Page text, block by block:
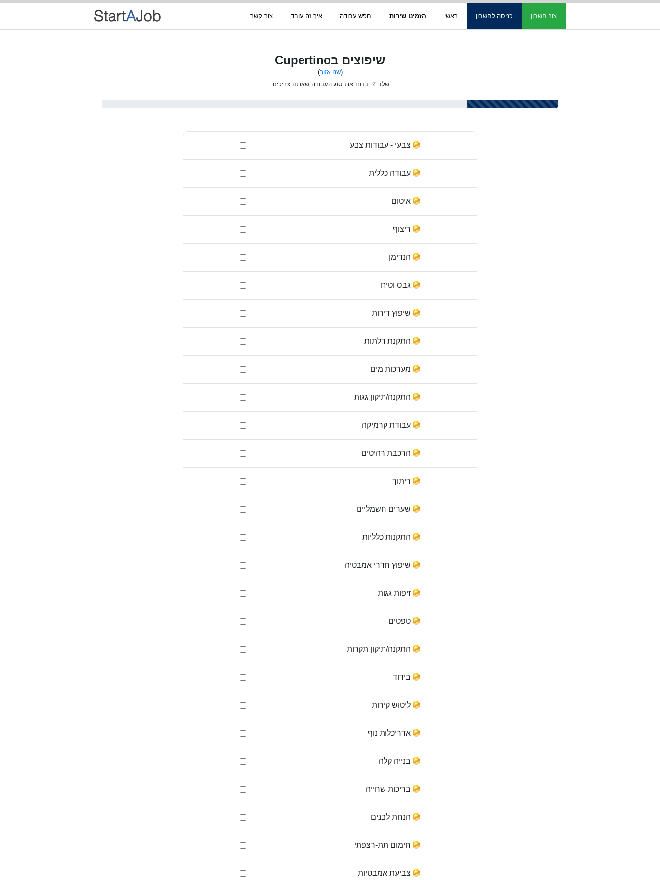
צור חשבון כניסה לחשבון ראשי הזמינו שירות חפש עבודה איך זה עובד צור קשר
שיפוצים בCupertino
(שנו אזור)
שלב 2: בחרו את סוג העבודה שאתם צריכים.
צבעי - עבודות צבע
עבודה כללית
איטום
ריצוף
הנדימן
גבס וטיח
שיפוץ דירות
התקנת דלתות
מערכות מים
התקנה/תיקון גגות
עבודת קרמיקה
הרכבת רהיטים
ריתוך
שערים חשמליים
התקנות כלליות
שיפוץ חדרי אמבטיה
זיפות גגות
טפטים
התקנה/תיקון תקרות
בידוד
ליטוש קירות
אדריכלות נוף
בנייה קלה
בריכות שחייה
הנחת לבנים
חימום תת-רצפתי
צביעת אמבטיות